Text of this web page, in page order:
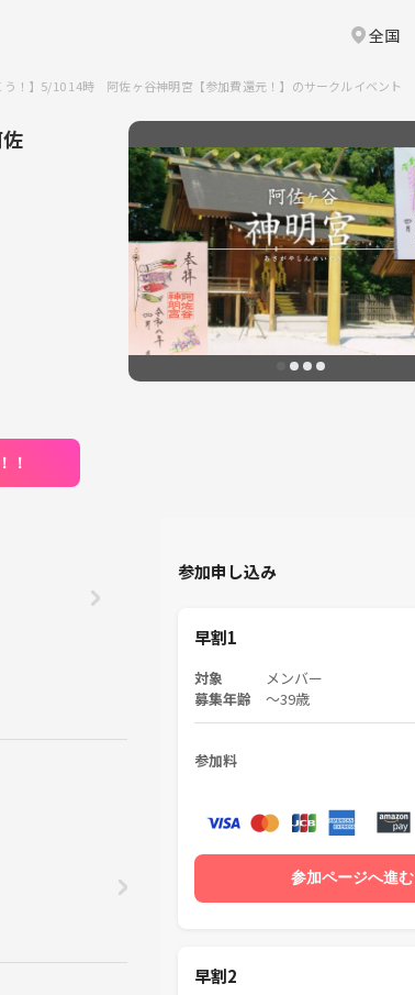
全国
！】5/10 14時 阿佐ヶ谷神明宮【参加費還元！】のサークルイベント
！
参加申し込み
早割1
対象 メンバー
募集年齢 〜39歳
参加料
参加ページへ進む
早割2